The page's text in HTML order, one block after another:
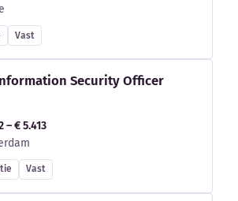
Vast
Security Officer
– € 5.413
Vast